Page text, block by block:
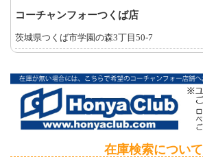
コーチャンフォーつくば店
茨城県つくば市学園の森3丁目50-7
在庫検索について